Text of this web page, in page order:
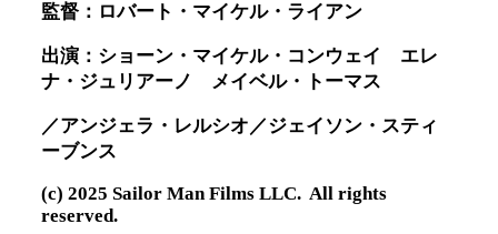
監督：ロバート・マイケル・ライアン
出演：ショーン・マイケル・コンウェイ エレ
ナ・ジュリアーノ メイベル・トーマス
／アンジェラ・レルシオ／ジェイソン・スティ
ーブンス
(c) 2025 Sailor Man Films LLC. All rights
reserved.